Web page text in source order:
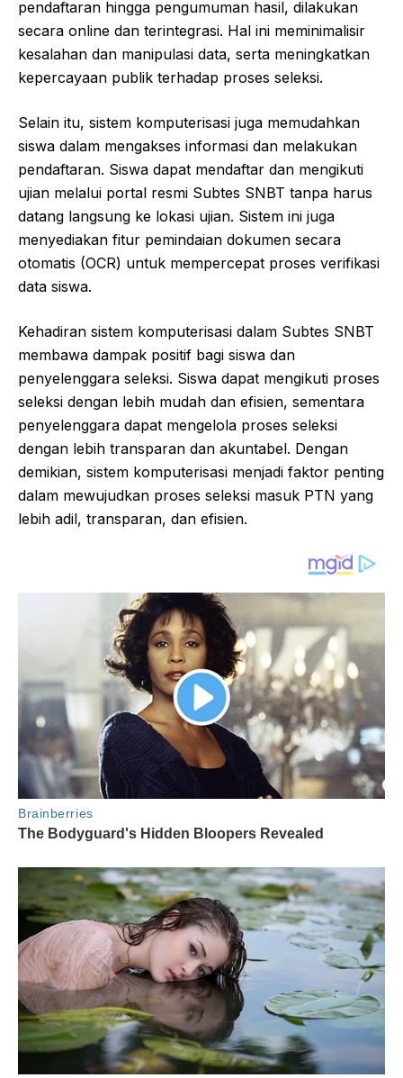
pendaftaran hingga pengumuman hasil, dilakukan
secara online dan terintegrasi. Hal ini meminimalisir
kesalahan dan manipulasi data, serta meningkatkan
kepercayaan publik terhadap proses seleksi.
Selain itu, sistem komputerisasi juga memudahkan
siswa dalam mengakses informasi dan melakukan
pendaftaran. Siswa dapat mendaftar dan mengikuti
ujian melalui portal resmi Subtes SNBT tanpa harus
datang langsung ke lokasi ujian. Sistem ini juga
menyediakan fitur pemindaian dokumen secara
otomatis (OCR) untuk mempercepat proses verifikasi
data siswa.
Kehadiran sistem komputerisasi dalam Subtes SNBT
membawa dampak positif bagi siswa dan
penyelenggara seleksi. Siswa dapat mengikuti proses
seleksi dengan lebih mudah dan efisien, sementara
penyelenggara dapat mengelola proses seleksi
dengan lebih transparan dan akuntabel. Dengan
demikian, sistem komputerisasi menjadi faktor penting
dalam mewujudkan proses seleksi masuk PTN yang
lebih adil, transparan, dan efisien.